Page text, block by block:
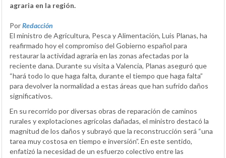
agraria en la región.
PorRedacción
El ministro de Agricultura, Pesca y Alimentación, Luis Planas, ha
reafirmado hoy el compromiso del Gobierno español para
restaurar la actividad agraria en las zonas afectadas por la
reciente dana. Durante su visita a Valencia, Planas aseguró que
“hará todo lo que haga falta, durante el tiempo que haga falta”
para devolver la normalidad a estas áreas que han sufrido daños
significativos.
En su recorrido por diversas obras de reparación de caminos
rurales y explotaciones agrícolas dañadas, el ministro destacó la
magnitud de los daños y subrayó que la reconstrucción será “una
tarea muy costosa en tiempo e inversión”. En este sentido,
enfatizó la necesidad de un esfuerzo colectivo entre las